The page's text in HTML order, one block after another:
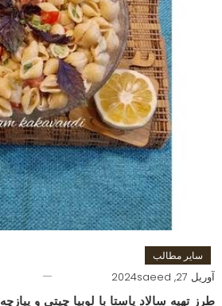
سایر مطالب
آوریل 27, 2024 saeed
طرز تهیه سالاد پاستا با لوبیا چیتی و پیازچه